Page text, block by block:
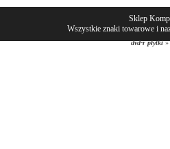
Sklep
Wszystkie znaki towarowe i
dvd-r płytki